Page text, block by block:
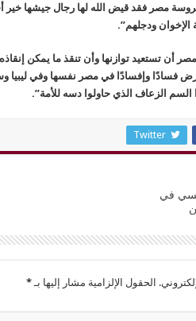
مصر فقد قيض الله لها رجال جيشها خير
الإخوان ودجلهم”.
أن تستعيد توازنها وأن تنقذ ما يمكن
فسادًا وإفسادًا في مصر نفسها وفي ليبيا
السم الزعاف الذي حاولوا دسه للأمة”.
Twitter
في
الحقول الإلزامية مشار إليها بـ*